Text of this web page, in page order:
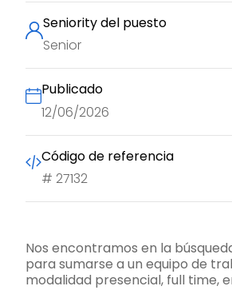
Nos encontramos en la
para sumarse a un equipo de
modalidad presencial, full time,
Seniority del puesto
Senior
Publicado
12/06/2026
Código de referencia
# 27132